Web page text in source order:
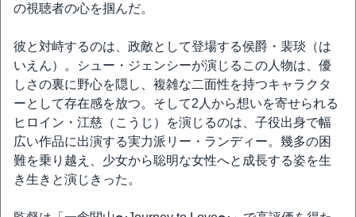
の視聴者の心を掴んだ。
彼と対峙するのは、政敵として登場する侯爵・裴琰（は
いえん）。シュー・ジェンシーが演じるこの人物は、優
しさの裏に野心を隠し、複雑な二面性を持つキャラクタ
ーとして存在感を放つ。そして2人から想いを寄せられる
ヒロイン・江慈（こうじ）を演じるのは、子役出身で幅
広い作品に出演する実力派リー・ランディー。幾多の困
難を乗り越え、少女から聡明な女性へと成長する姿を生
き生きと演じきった。